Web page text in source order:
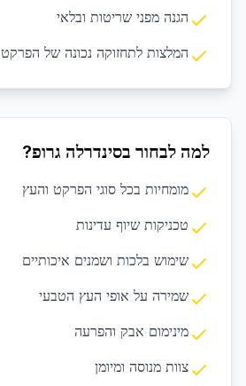
הגנה מפני שריטות ובלאי
המלצות לתחזוקה נכונה של הפרקט
למה לבחור בסינדרלה גרופ?
מומחיות בכל סוגי הפרקט והעץ
טכניקות שיוף עדינות
שימוש בלכות ושמנים איכותיים
שמירה על אופי העץ הטבעי
מינימום אבק והפרעה
צוות מנוסה ומיומן